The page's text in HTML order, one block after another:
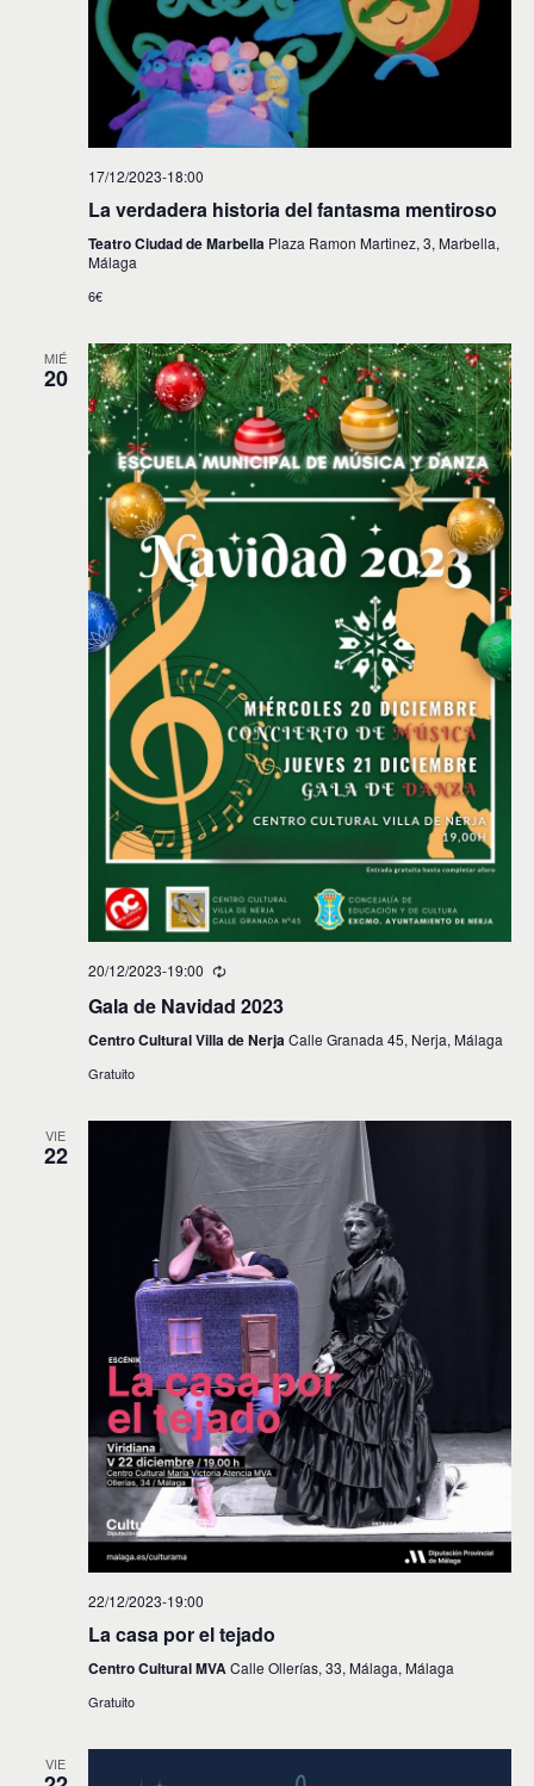
17/12/2023-18:00
La verdadera historia del fantasma mentiroso
Teatro Ciudad de Marbella Plaza Ramon Martinez, 3, Marbella,
Málaga
6€
MIÉ
20
20/12/2023-19:00
Gala de Navidad 2023
Centro Cultural Villa de NerjaCalle Granada 45, Nerja, Málaga
Gratuito
VIE
22
22/12/2023-19:00
La casa por el tejado
Centro Cultural MVACalle Ollerías, 33, Málaga, Málaga
Gratuito
VIE